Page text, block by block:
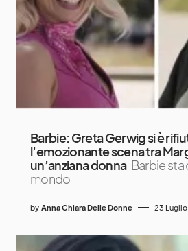
Barbie: Greta Gerwig si è
l’emozionante scena tra
un’anziana donna Barbie
mondo
by Anna Chiara Delle Donne 23